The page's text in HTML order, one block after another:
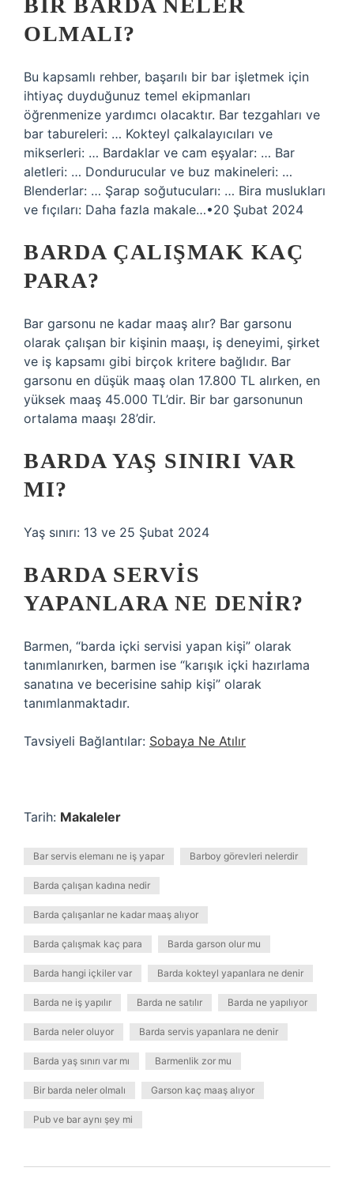
BIR BARDA NELER
OLMALI?
Bu kapsamlı rehber, başarılı bir bar işletmek için
ihtiyaç duyduğunuz temel ekipmanları
öğrenmenize yardımcı olacaktır. Bar tezgahları ve
bar tabureleri: … Kokteyl çalkalayıcıları ve
mikserleri: … Bardaklar ve cam eşyalar: … Bar
aletleri: … Dondurucular ve buz makineleri: …
Blenderlar: … Şarap soğutucuları: … Bira muslukları
ve fıçıları: Daha fazla makale…•20 Şubat 2024
BARDA ÇALIŞMAK KAÇ
PARA?
Bar garsonu ne kadar maaş alır? Bar garsonu
olarak çalışan bir kişinin maaşı, iş deneyimi, şirket
ve iş kapsamı gibi birçok kritere bağlıdır. Bar
garsonu en düşük maaş olan 17.800 TL alırken, en
yüksek maaş 45.000 TL’dir. Bir bar garsonunun
ortalama maaşı 28’dir.
BARDA YAŞ SINIRI VAR
MI?
Yaş sınırı: 13 ve 25 Şubat 2024
BARDA SERVIS
YAPANLARA NE DENIR?
Barmen, “barda içki servisi yapan kişi” olarak
tanımlanırken, barmen ise “karışık içki hazırlama
sanatına ve becerisine sahip kişi” olarak
tanımlanmaktadır.
Tavsiyeli Bağlantılar: Sobaya Ne Atılır
Tarih: Makaleler
Bar servis elemanı ne iş yapar Barboy görevleri nelerdir
Barda çalışan kadına nedir
Barda çalışanlar ne kadar maaş alıyor
Barda çalışmak kaç para Barda garson olur mu
Barda hangi içkiler var Barda kokteyl yapanlara ne denir
Barda ne iş yapılır Barda ne satılır Barda ne yapılıyor
Barda neler oluyor Barda servis yapanlara ne denir
Barda yaş sınırı var mı Barmenlik zor mu
Bir barda neler olmalı Garson kaç maaş alıyor
Pub ve bar aynı şey mi